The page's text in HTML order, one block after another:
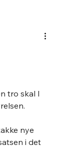
tro skal I
nye
i det